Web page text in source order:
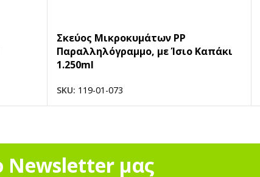
Σκεύος Μικροκυμάτων PP
Παραλληλόγραμμο, με Ίσιο Καπάκι
1.250ml
SKU: 119-01-073
Newsletter μας